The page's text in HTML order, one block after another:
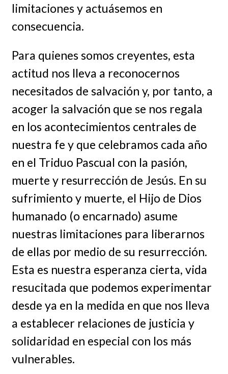
limitaciones y actuásemos en
consecuencia.
Para quienes somos creyentes, esta
actitud nos lleva a reconocernos
necesitados de salvación y, por tanto, a
acoger la salvación que se nos regala
en los acontecimientos centrales de
nuestra fe y que celebramos cada año
en el Triduo Pascual con la pasión,
muerte y resurrección de Jesús. En su
sufrimiento y muerte, el Hijo de Dios
humanado (o encarnado) asume
nuestras limitaciones para liberarnos
de ellas por medio de su resurrección.
Esta es nuestra esperanza cierta, vida
resucitada que podemos experimentar
desde ya en la medida en que nos lleva
a establecer relaciones de justicia y
solidaridad en especial con los más
vulnerables.